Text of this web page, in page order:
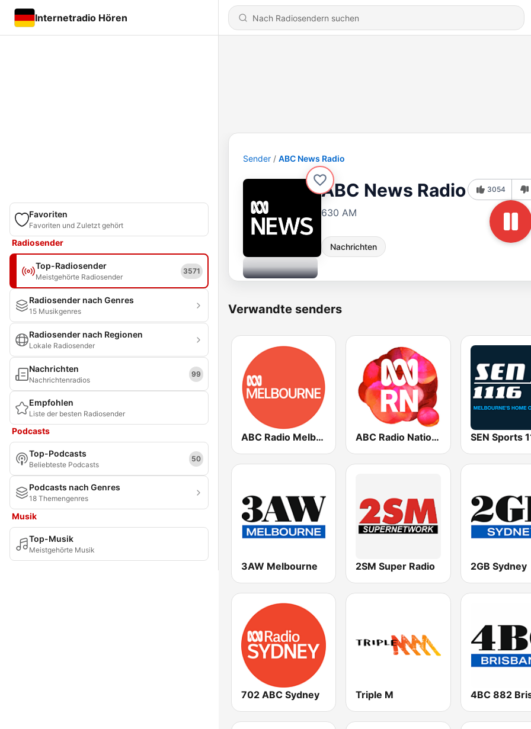
Internetradio Hören
Favoriten
Favoriten und Zuletzt gehört
Radiosender
Top-Radiosender
Meistgehörte Radiosender
3571
Radiosender nach Genres
15 Musikgenres
Radiosender nach Regionen
Lokale Radiosender
Nachrichten
Nachrichtenradios
99
Empfohlen
Liste der besten Radiosender
Podcasts
Top-Podcasts
Beliebteste Podcasts
50
Podcasts nach Genres
18 Themengenres
Musik
Top-Musik
Meistgehörte Musik
Sender ABC News Radio
ABC News Radio
630 AM
Nachrichten
3054
Verwandte senders
ABC Radio Melbourne ABC Radio National
3AW Melbourne 2SM Super Radio 2GB Sydney
702 ABC Sydney Triple M